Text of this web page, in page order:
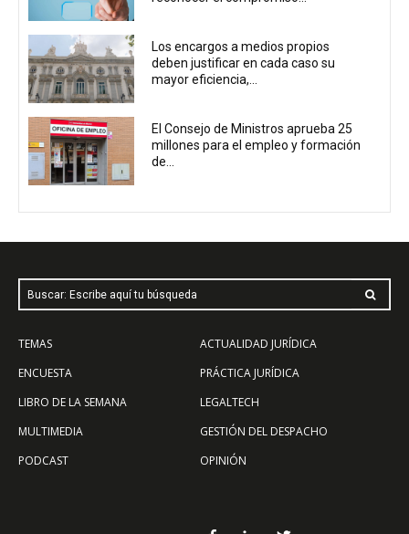
Los encargos a medios propios
deben justificar en cada caso su
mayor eficiencia,...
El Consejo de Ministros aprueba 25
millones para el empleo y formación
de...
Buscar: Escribe aquí tu búsqueda
TEMAS
ENCUESTA
LIBRO DE LA SEMANA
MULTIMEDIA
PODCAST
ACTUALIDAD JURÍDICA
PRÁCTICA JURÍDICA
LEGALTECH
GESTIÓN DEL DESPACHO
OPINIÓN